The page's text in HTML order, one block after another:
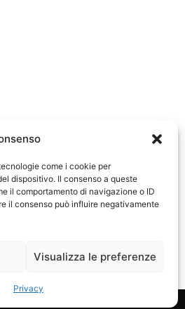
come i cookie per
dispositivo. Il consenso a queste
il comportamento di navigazione o ID
il consenso può influire negativamente
Visualizza le preferenze
Privacy